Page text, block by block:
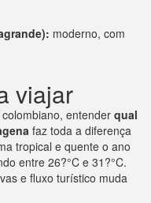
moderno, com
viajar
entender qual
faz toda a diferença
tropical e quente o ano
entre 26?°C e 31?°C.
e fluxo turístico muda